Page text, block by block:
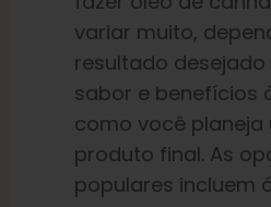
variar muito,
resultado
sabor e benefícios
como você planeja
produto final. As
populares incluem